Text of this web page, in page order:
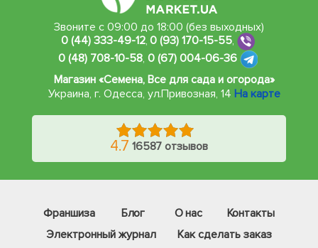
Звоните с 09:00 до 18:00 (без выходных)
0 (44) 333-49-12,0 (93) 170-15-55,
0 (48) 708-10-58, 0 (67) 004-06-36
Магазин «Семена, Все для сада и огорода»
Украина, г. Одесса, ул.Привозная, 14 На карте
4.7 16587 отзывов
Франшиза Блог О нас
Контакты
Электронный журнал
Как сделать заказ